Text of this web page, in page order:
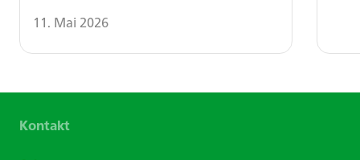
11. Mai 2026
Kontakt